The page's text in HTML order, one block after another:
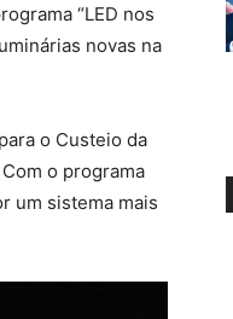
“LED nos
novas na
o Custeio da
o programa
um sistema mais